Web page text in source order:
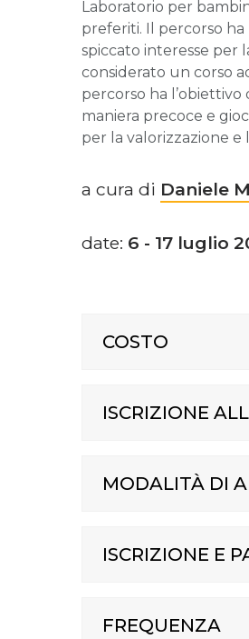
Laboratorio per
preferiti. Il percorso ha
spiccato interesse per
considerato un corso
percorso ha
maniera precoce e
per la valorizzazione
a cura di Daniele
date: 6 - 17 luglio
COSTO
ISCRIZIONE
MODALITÀ DI
ISCRIZIONE E
FREQUENZA